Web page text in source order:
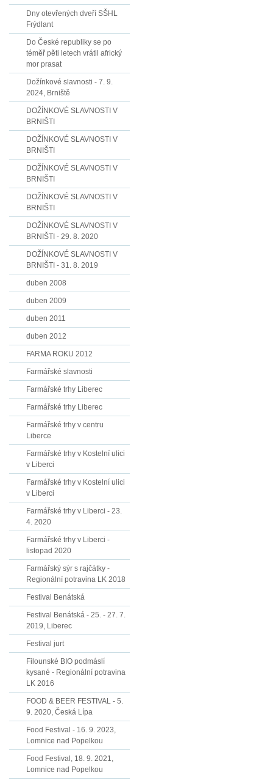
Dny otevřených dveří SŠHL
Frýdlant
Do České republiky se po
téměř pěti letech vrátil africký
mor prasat
Dožínkové slavnosti - 7. 9.
2024, Brniště
DOŽÍNKOVÉ SLAVNOSTI V
BRNIŠTI
DOŽÍNKOVÉ SLAVNOSTI V
BRNIŠTI
DOŽÍNKOVÉ SLAVNOSTI V
BRNIŠTI
DOŽÍNKOVÉ SLAVNOSTI V
BRNIŠTI
DOŽÍNKOVÉ SLAVNOSTI V
BRNIŠTI - 29. 8. 2020
DOŽÍNKOVÉ SLAVNOSTI V
BRNIŠTI - 31. 8. 2019
duben 2008
duben 2009
duben 2011
duben 2012
FARMA ROKU 2012
Farmářské slavnosti
Farmářské trhy Liberec
Farmářské trhy Liberec
Farmářské trhy v centru
Liberce
Farmářské trhy v Kostelní ulici
v Liberci
Farmářské trhy v Kostelní ulici
v Liberci
Farmářské trhy v Liberci - 23.
4. 2020
Farmářské trhy v Liberci -
listopad 2020
Farmářský sýr s rajčátky -
Regionální potravina LK 2018
Festival Benátská
Festival Benátská - 25. - 27. 7.
2019, Liberec
Festival jurt
Filounské BIO podmáslí
kysané - Regionální potravina
LK 2016
FOOD & BEER FESTIVAL - 5.
9. 2020, Česká Lípa
Food Festival - 16. 9. 2023,
Lomnice nad Popelkou
Food Festival, 18. 9. 2021,
Lomnice nad Popelkou